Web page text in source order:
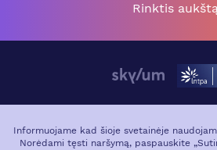
Rinktis
VIETA MIESTE
GALERIJA
Informuojame kad šioje svetainėje
Norėdami tęsti naršymą, paspauskite